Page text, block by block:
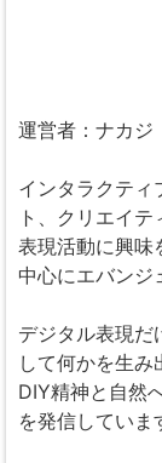
運営者：ナカジ
インタラクティ
ト、クリエイ
表現活動に興味
中心にエバンジ
デジタル表現だ
して何かを生み
DIY精神と自然
を発信していま